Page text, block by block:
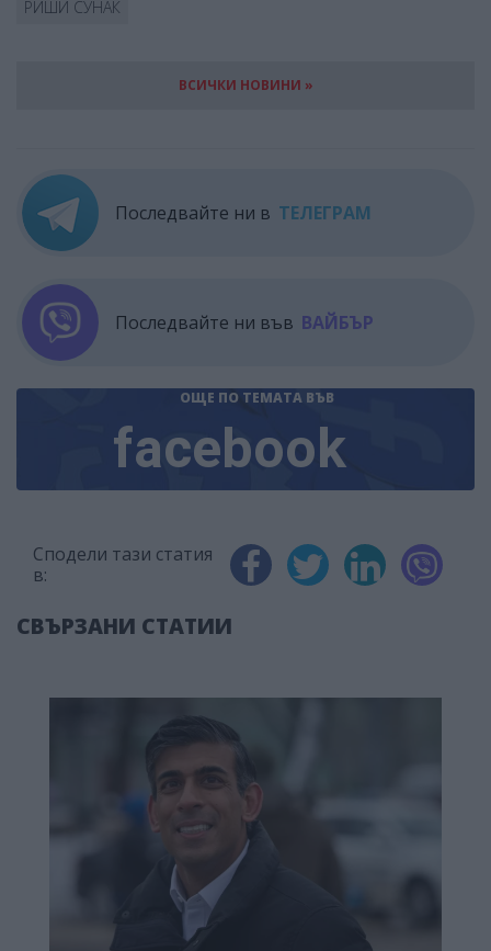
РИШИ СУНАК
ВСИЧКИ НОВИНИ »
Последвайте ни в ТЕЛЕГРАМ
Последвайте ни във ВАЙБЪР
ОЩЕ ПО ТЕМАТА ВЪВ
facebook
Сподели тази статия
в:
СВЪРЗАНИ СТАТИИ